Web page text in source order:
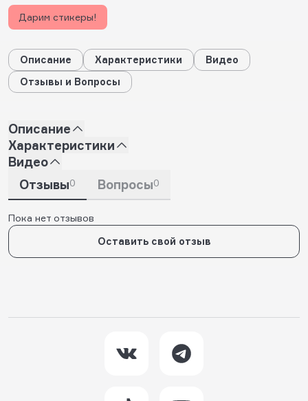
Дарим стикеры!
Описание Характеристики
Видео
Отзывы и Вопросы
Описание
Характеристики
Видео
Отзывы0 Вопросы0
Пока нет отзывов
Оставить свой отзыв